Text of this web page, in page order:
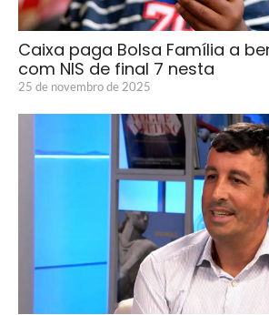
Caixa paga Bolsa Família a
com NIS de final 7 nesta
25 de novembro de 2025